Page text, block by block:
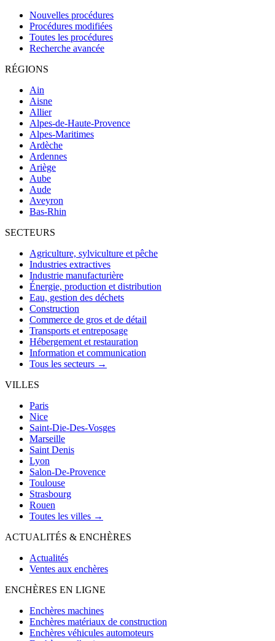
Nouvelles procédures
Procédures modifiées
Toutes les procédures
Recherche avancée
RÉGIONS
Ain
Aisne
Allier
Alpes-de-Haute-Provence
Alpes-Maritimes
Ardèche
Ardennes
Ariège
Aube
Aude
Aveyron
Bas-Rhin
SECTEURS
Agriculture, sylviculture et pêche
Industries extractives
Industrie manufacturière
Énergie, production et distribution
Eau, gestion des déchets
Construction
Commerce de gros et de détail
Transports et entreposage
Hébergement et restauration
Information et communication
Tous les secteurs →
VILLES
Paris
Nice
Saint-Die-Des-Vosges
Marseille
Saint Denis
Lyon
Salon-De-Provence
Toulouse
Strasbourg
Rouen
Toutes les villes →
ACTUALITÉS & ENCHÈRES
Actualités
Ventes aux enchères
ENCHÈRES EN LIGNE
Enchères machines
Enchères matériaux de construction
Enchères véhicules automoteurs